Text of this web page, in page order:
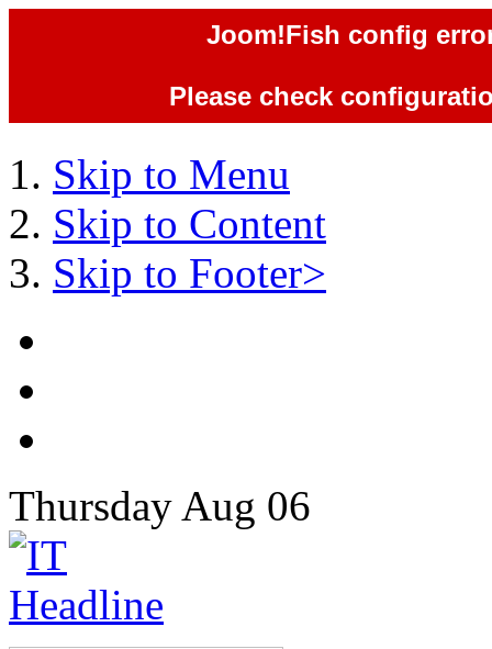
Joom!Fish config
Please check
Skip to Menu
Skip to Content
Skip to Footer>
Thursday Aug 06